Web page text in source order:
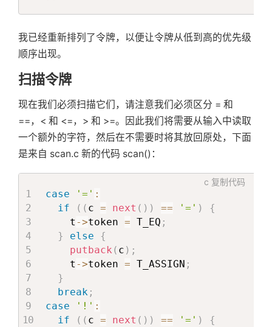
我已经重新排列了令牌，以便让令牌从低到高的优先级
顺序出现。
扫描令牌
现在我们必须扫描它们，请注意我们必须区分 = 和
==，< 和 <=，> 和 >=。因此我们将需要从输入中读取
一个额外的字符，然后在不需要时将其放回原处，下面
是来自 scan.c 新的代码 scan()：
c 复制代码
case '=' :
if
( ( c = next ( ) ) == '=' )
{
    t
->token = T_EQ ;
}
else
{
putback ( c ) ;
    t
->token = T_ASSIGN ;
}
break ;
case
'!' :
if
( ( c = next ( ) ) == '=' )
{